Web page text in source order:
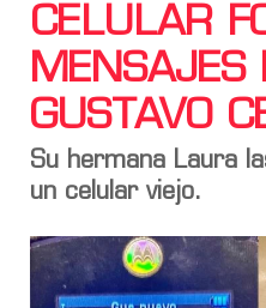
CELULAR
MENSAJES
GUSTAVO
Su hermana Laura
un celular viejo.